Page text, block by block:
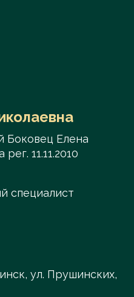
Боковец Елена
11.11.2010
специалист
ул. Прушинских,